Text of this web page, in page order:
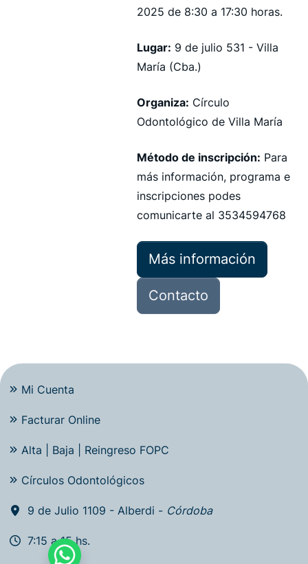
2025 de 8:30 a 17:30 horas.
Lugar: 9 de julio 531 - Villa
María (Cba.)
Organiza: Círculo
Odontológico de Villa María
Método de inscripción: Para
más información, programa e
inscripciones podes
comunicarte al 3534594768
Más información
Contacto
Mi Cuenta
Facturar Online
Alta | Baja | Reingreso FOPC
Círculos Odontológicos
9 de Julio 1109 - Alberdi - Córdoba
7:15 a 15 hs.